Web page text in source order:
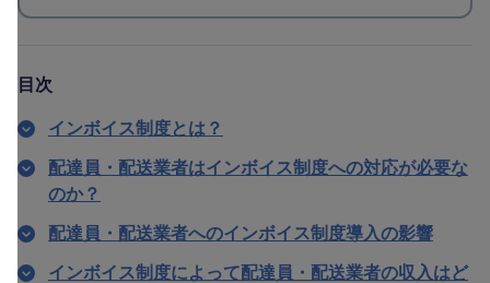
目次
インボイス制度とは？
配達員・配送業者はインボイス制度への対応が必要な
のか？
配達員・配送業者へのインボイス制度導入の影響
インボイス制度によって配達員・配送業者の収入はど